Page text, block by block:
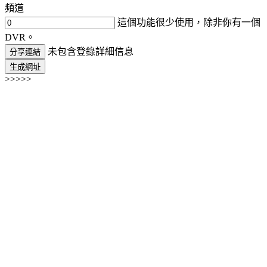
頻道
這個功能很少使用，除非你有一個
DVR。
分享連結 未包含登錄詳細信息
生成網址
>>>>>